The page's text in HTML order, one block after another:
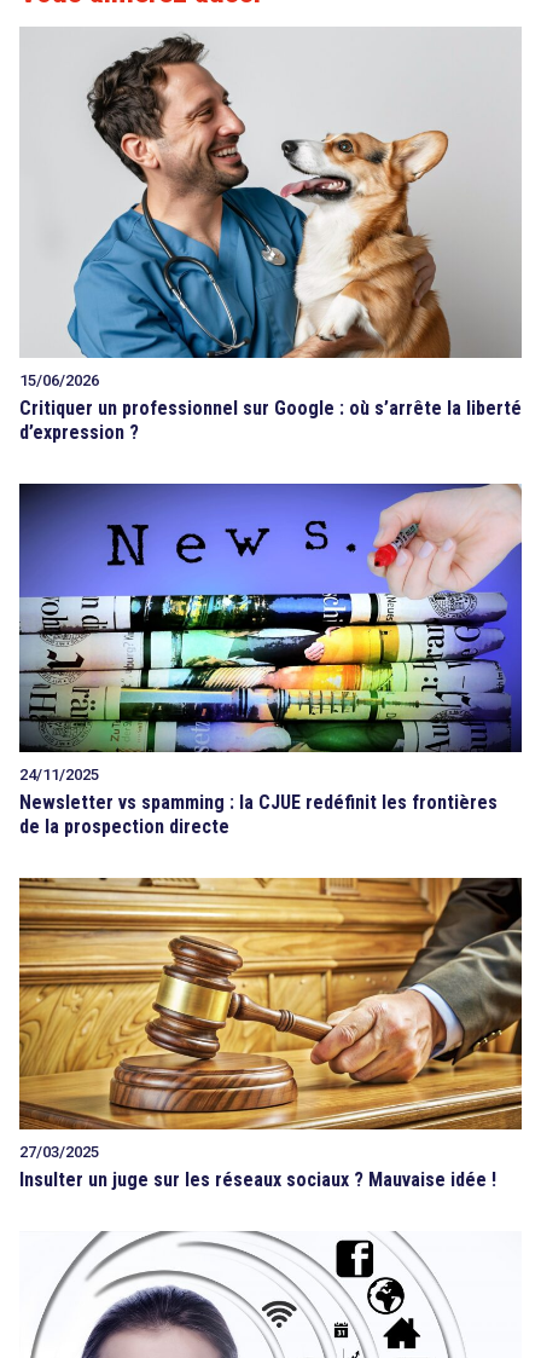
15/06/2026
Critiquer un professionnel sur Google : où s’arrête la liberté
d’expression ?
24/11/2025
Newsletter vs spamming : la CJUE redéfinit les frontières
de la prospection directe
27/03/2025
Insulter un juge sur les réseaux sociaux ? Mauvaise idée !